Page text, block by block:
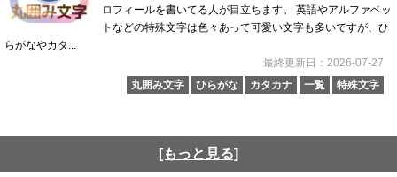
ロフィールを書いてる人が目立ちます。 英語やアルファベッ
トなどの特殊文字は色々あって可愛い文字も多いですが、ひ
らがなやカタ...
最終更新日：2026-07-27
丸囲み文字
ひらがな カタカナ 一覧 特殊文字
[もっと見る]